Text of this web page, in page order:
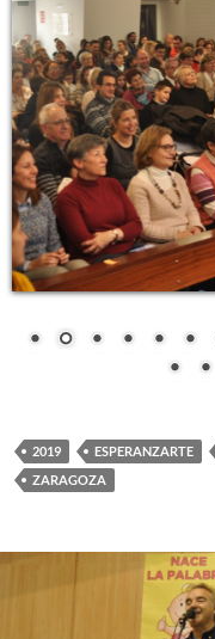
2019 ESPERANZARTE
ZARAGOZA